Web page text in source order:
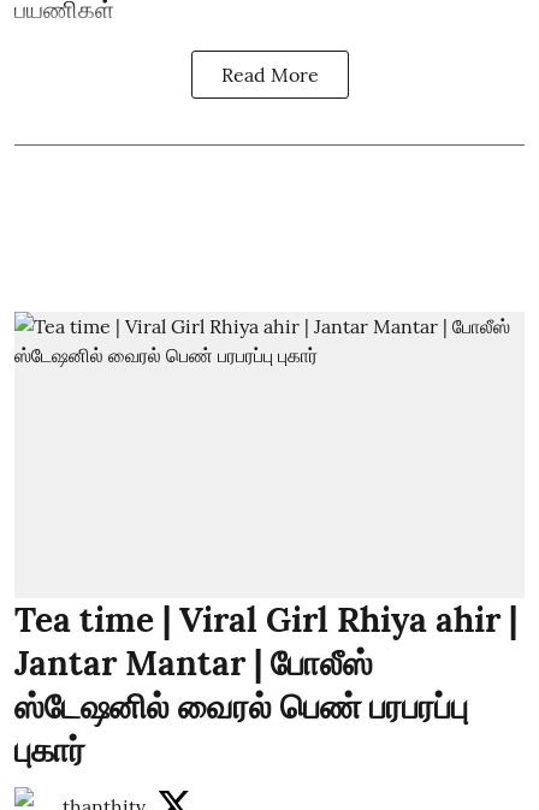
பயணிகள்
Read More
Tea time | Viral Girl Rhiya ahir |
Jantar Mantar | போலீஸ்
ஸ்டேஷனில் வைரல் பெண் பரபரப்பு
புகார்